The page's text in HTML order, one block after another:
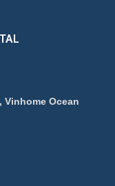
Vinhome Ocean